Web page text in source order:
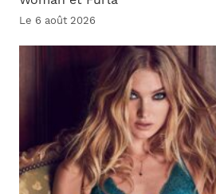
Le 6 août 2026